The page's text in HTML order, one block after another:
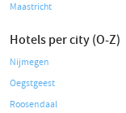
Maastricht
Hotels per city (O-Z)
Nijmegen
Oegstgeest
Roosendaal